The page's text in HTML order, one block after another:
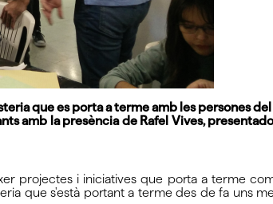
que es porta a terme amb les persones
amb la presència de Rafel Vives,
projectes i iniciatives que porta a terme
que s'està portant a terme des de fa uns